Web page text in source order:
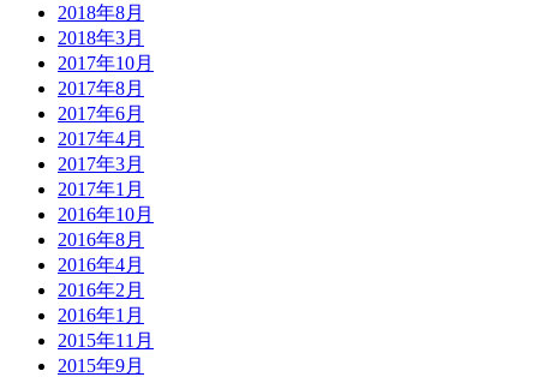
2018年8月
2018年3月
2017年10月
2017年8月
2017年6月
2017年4月
2017年3月
2017年1月
2016年10月
2016年8月
2016年4月
2016年2月
2016年1月
2015年11月
2015年9月